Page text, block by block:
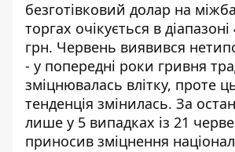
безготівковий долар на
торгах очікується в
грн. Червень виявився
- у попередні роки гривня
зміцнювалась влітку, проте
тенденція змінилась. За
лише у 5 випадках із 21
приносив зміцнення